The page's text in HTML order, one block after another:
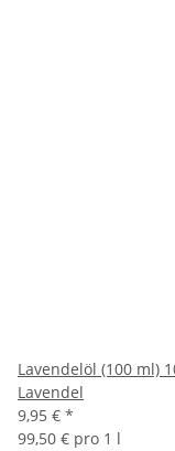
Lavendelöl (100 ml)
Lavendel
9,95 € *
99,50 € pro 1 l